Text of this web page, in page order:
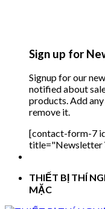
Sign up for
Signup for our
notified about
products. Add
remove it.
[contact-form-7
title="Newsletter
THIẾT BỊ THÍ
MẶC